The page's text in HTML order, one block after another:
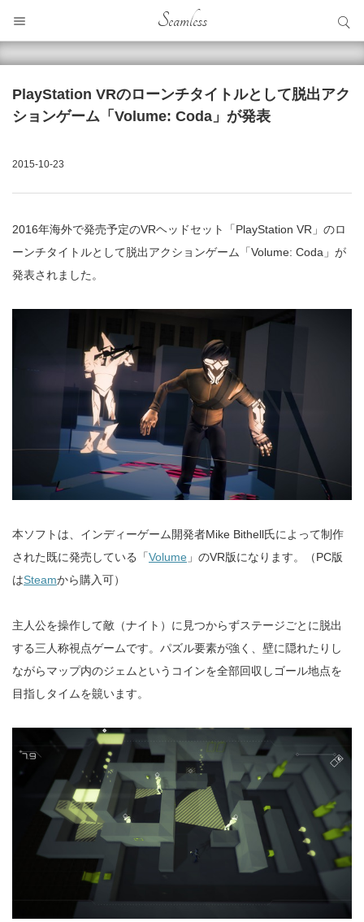
Seamless
PlayStation VRのローンチタイトルとして脱出アク
ションゲーム「Volume: Coda」が発表
2015-10-23
2016年海外で発売予定のVRヘッドセット「PlayStation VR」のロ
ーンチタイトルとして脱出アクションゲーム「Volume: Coda」が
発表されました。
本ソフトは、インディーゲーム開発者Mike Bithell氏によって制作
された既に発売している「Volume 」のVR版になります。（PC版
はSteamから購入可）
主人公を操作して敵（ナイト）に見つからずステージごとに脱出
する三人称視点ゲームです。パズル要素が強く、壁に隠れたりし
ながらマップ内のジェムというコインを全部回収しゴール地点を
目指しタイムを竸います。
サイト内検索